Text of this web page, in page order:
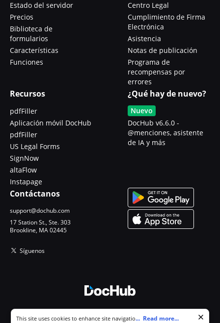
Estado del servidor
Precios
Biblioteca de
formularios
Características
Funciones
Centro Legal
Cumplimiento de Firma
Electrónica
Asistencia
Notas de publicación
Programa de
recompensas por
errores
Recursos
pdfFiller
Aplicación móvil DocHub
pdfFiller
US Legal Forms
SignNow
altaFlow
Instapage
¿Qué hay de nuevo?
Nuevo
DocHub v6.6.0 -
@menciones, asistente
de IA y más
Contáctanos
support@dochub.com
17 Station St., Ste. 303
Brookline, MA 02445
Síguenos
Cookie consent notice
This site uses cookies to enhance site navigation and personalize
... Read more...